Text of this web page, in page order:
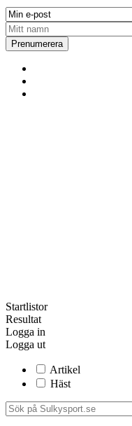
Startlistor
Resultat
Logga in
Logga ut
Artikel
Häst